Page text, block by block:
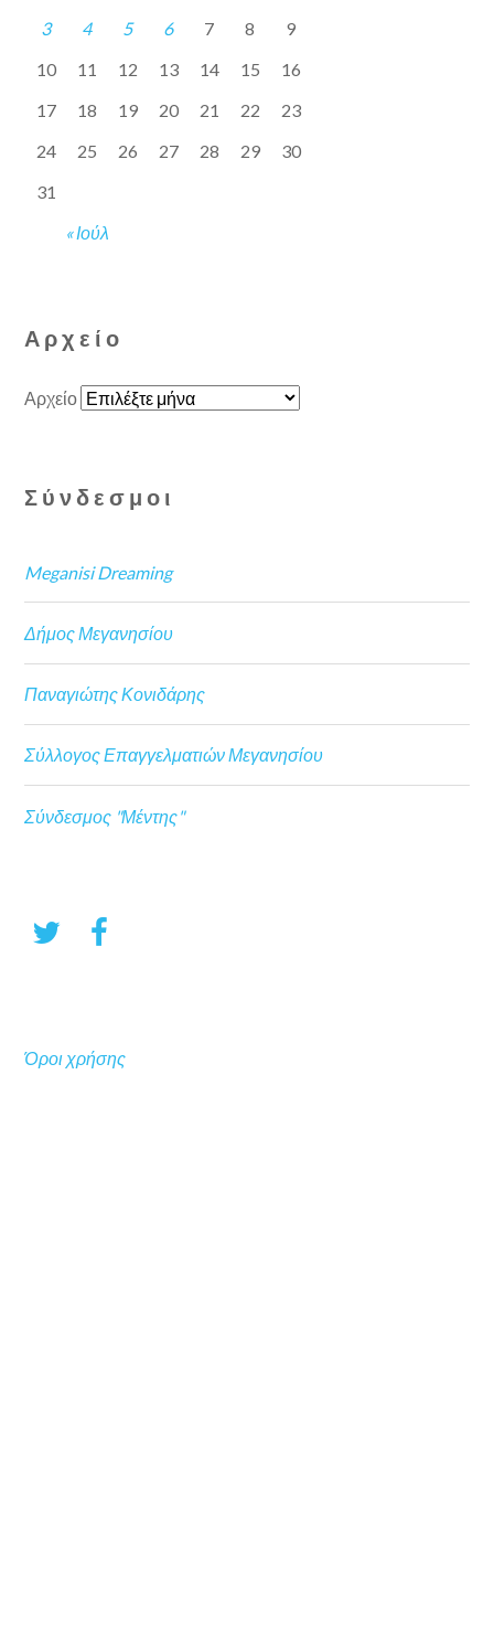
« Ιούλ
3
4 5 6 7 8
9
10
11 12 13 14 15
16
17
18 19 20 21 22
23
24
25 26 27 28 29
30
31
Αρχείο
Αρχείο
Σύνδεσμοι
Meganisi Dreaming
Δήμος Μεγανησίου
Παναγιώτης Κονιδάρης
Σύλλογος Επαγγελματιών Μεγανησίου
Σύνδεσμος "Μέντης"
Όροι χρήσης